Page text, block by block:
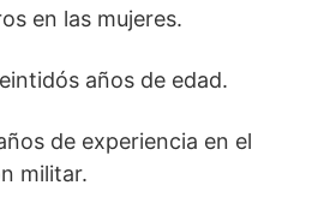
en las mujeres.
años de edad.
de experiencia en el
militar.